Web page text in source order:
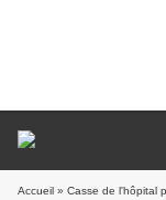
Accueil » Casse de l'hôpital